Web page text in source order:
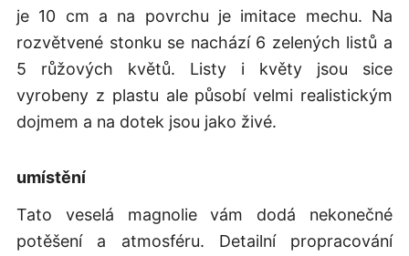
je 10 cm a na povrchu je imitace mechu. Na
rozvětvené stonku se nachází 6 zelených listů a
5 růžových květů. Listy i květy jsou sice
vyrobeny z plastu ale působí velmi realistickým
dojmem a na dotek jsou jako živé.
umístění
Tato veselá magnolie vám dodá nekonečné
potěšení a atmosféru. Detailní propracování